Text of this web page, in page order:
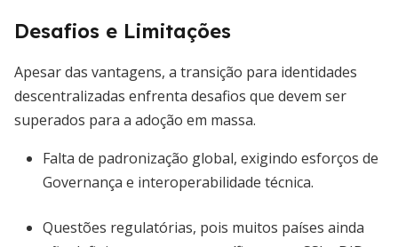
Desafios e Limitações
Apesar das vantagens, a transição para identidades
descentralizadas enfrenta desafios que devem ser
superados para a adoção em massa.
Falta de padronização global, exigindo esforços de
Governança e interoperabilidade técnica.
Questões regulatórias, pois muitos países ainda